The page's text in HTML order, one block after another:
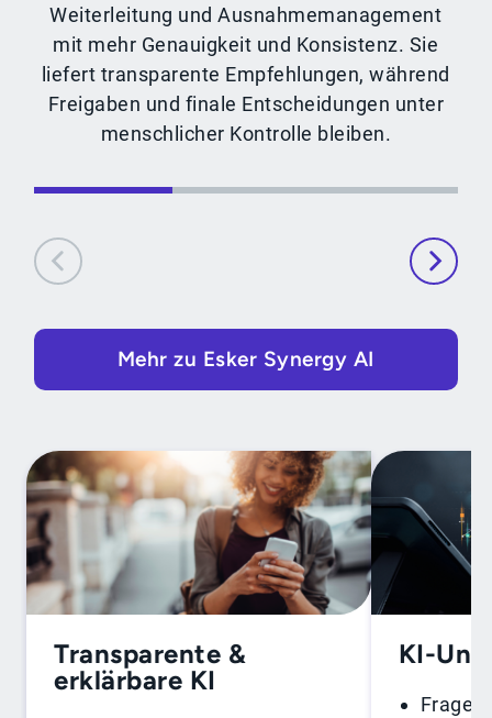
Weiterleitung und Ausnahmemanagement
mit mehr Genauigkeit und Konsistenz. Sie
liefert transparente Empfehlungen, während
Freigaben und finale Entscheidungen unter
menschlicher Kontrolle bleiben.
Mehr zu Esker Synergy AI
Transparente &
erklärbare KI
KI-